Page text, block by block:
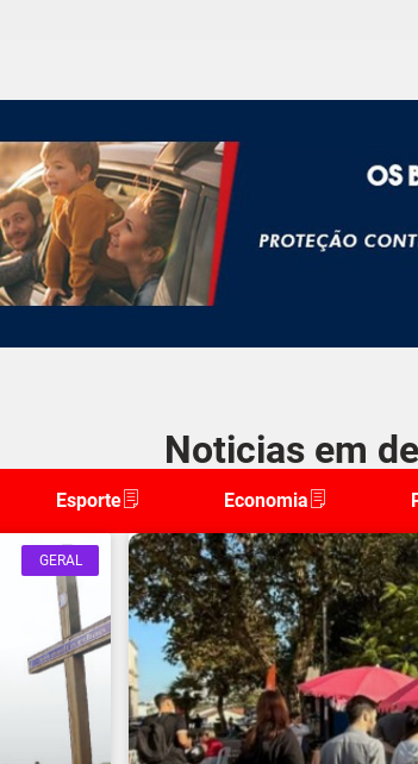
Noticias em
Esporte Economia
GERAL